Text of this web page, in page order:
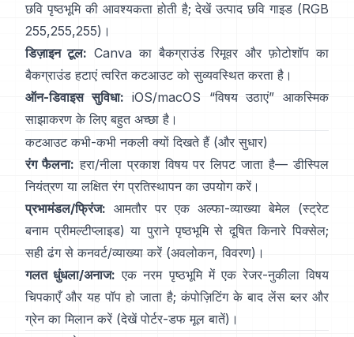
छवि पृष्ठभूमि की आवश्यकता होती है; देखें उत्पाद छवि गाइड (RGB
255,255,255)।
डिज़ाइन टूल: Canva का बैकग्राउंड रिमूवर और फ़ोटोशॉप का
बैकग्राउंड हटाएं त्वरित कटआउट को सुव्यवस्थित करता है।
ऑन-डिवाइस सुविधा: iOS/macOS “विषय उठाएं” आकस्मिक
साझाकरण के लिए बहुत अच्छा है।
कटआउट कभी-कभी नकली क्यों दिखते हैं (और सुधार)
रंग फैलना: हरा/नीला प्रकाश विषय पर लिपट जाता है— डीस्पिल
नियंत्रण या लक्षित रंग प्रतिस्थापन का उपयोग करें।
प्रभामंडल/फ्रिंज: आमतौर पर एक अल्फा-व्याख्या बेमेल (स्ट्रेट
बनाम प्रीमल्टीप्लाइड) या पुराने पृष्ठभूमि से दूषित किनारे पिक्सेल;
सही ढंग से कनवर्ट/व्याख्या करें (अवलोकन, विवरण)।
गलत धुंधला/अनाज: एक नरम पृष्ठभूमि में एक रेजर-नुकीला विषय
चिपकाएँ और यह पॉप हो जाता है; कंपोज़िटिंग के बाद लेंस ब्लर और
ग्रेन का मिलान करें (देखें पोर्टर-डफ मूल बातें)।